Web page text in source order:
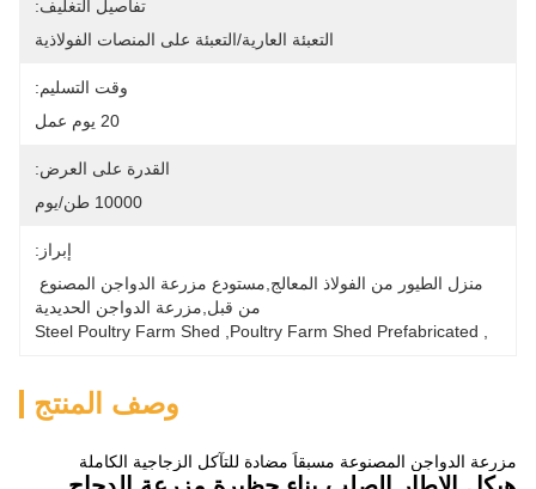
تفاصيل التغليف:
التعبئة العارية/التعبئة على المنصات الفولاذية
وقت التسليم:
20 يوم عمل
القدرة على العرض:
10000 طن/يوم
إبراز:
من قبل,مزرعة الدواجن الحديدية
Poultry Farm Shed Prefabricated
Steel Poultry Farm Shed
وصف المنتج
مزرعة الدواجن المصنوعة مسبقاً مضادة للتآكل الزجاجية الكاملة